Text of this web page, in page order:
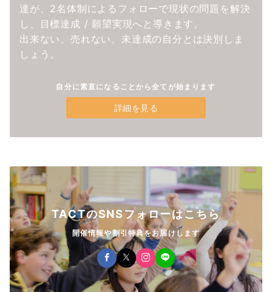
達が、2名体制によるフォローで現状の問題を解決
し、目標達成 / 願望実現へと導きます。
出来ない、売れない、未達成の自分とは決別しま
しょう。
自分に素直になることから全てが始まります
詳細を見る
TACTのSNSフォローはこちら
開催情報や割引特典をお届けします